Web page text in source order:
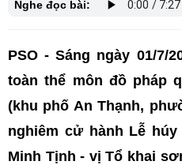
Nghe đọc bài:
PSO - Sáng ngày 01/7/
toàn thể môn đồ pháp
(khu phố An Thạnh,
nghiêm cử hành Lễ
Minh Tịnh - vị Tổ khai